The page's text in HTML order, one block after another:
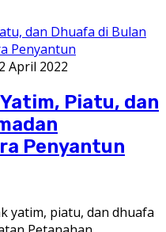
April 2022
Piatu, dan
Penyantun
yatim, piatu, dan dhuafa